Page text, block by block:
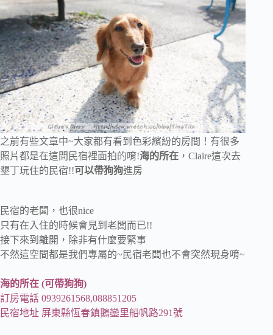
之前有些文章中~大家都有看到色彩繽紛的房間！有很多
照片都是在這間民宿裡面拍的唷!海的所在 ，Claire這次去
墾丁玩住的民宿!!可以帶狗狗進房
民宿的老闆，也很nice
只有在入住的時候會見到老闆而已!!
接下來到離開，除非有什麼要緊事
不然這空間都是我們專屬的~民宿老闆也不會突然現身唷~
海的所在 (可帶狗狗)
訂房電話 0939261568,088851205
民宿地址 屏東縣恆春鎮鵝鑾里船帆路291號